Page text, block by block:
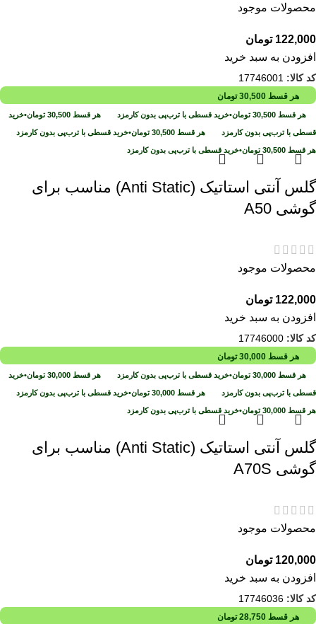
محصولات موجود
122,000 تومان
افزودن به سبد خرید
کد کالا: 17746001
هر قسط 30,500 تومان
هر قسط 30,500 تومان•خرید قسطی با ترب‌پی بدون کارمزد هر قسط 30,500 تومان•خرید
قسطی با ترب‌پی بدون کارمزد هر قسط 30,500 تومان•خرید قسطی با ترب‌پی بدون کارمزد
هر قسط 30,500 تومان•خرید قسطی با ترب‌پی بدون کارمزد
گلس آنتی استاتیک (Anti Static) مناسب برای
گوشی A50
محصولات موجود
122,000 تومان
افزودن به سبد خرید
کد کالا: 17746000
هر قسط 30,000 تومان
هر قسط 30,000 تومان•خرید قسطی با ترب‌پی بدون کارمزد هر قسط 30,000 تومان•خرید
قسطی با ترب‌پی بدون کارمزد هر قسط 30,000 تومان•خرید قسطی با ترب‌پی بدون کارمزد
هر قسط 30,000 تومان•خرید قسطی با ترب‌پی بدون کارمزد
گلس آنتی استاتیک (Anti Static) مناسب برای
گوشی A70S
محصولات موجود
120,000 تومان
افزودن به سبد خرید
کد کالا: 17746036
هر قسط 28,750 تومان